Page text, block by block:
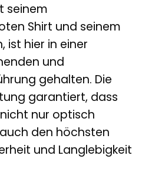
seinem
Shirt und seinem
ist hier in einer
und
gehalten. Die
garantiert, dass
nur optisch
den höchsten
und Langlebigkeit